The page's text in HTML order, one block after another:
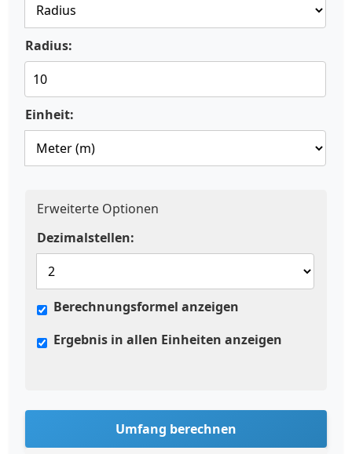
Radius:
Einheit:
Erweiterte Optionen
Dezimalstellen:
Berechnungsformel anzeigen
Ergebnis in allen Einheiten anzeigen
Umfang berechnen